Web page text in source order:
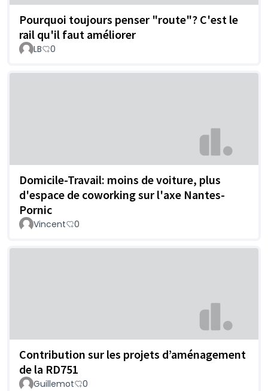
Pourquoi toujours penser "route"? C'est le
rail qu'il faut améliorer
LB 0
Domicile-Travail: moins de voiture, plus
d'espace de coworking sur l'axe Nantes-
Pornic
Vincent 0
Contribution sur les projets d’aménagement
de la RD751
Guillemot 0